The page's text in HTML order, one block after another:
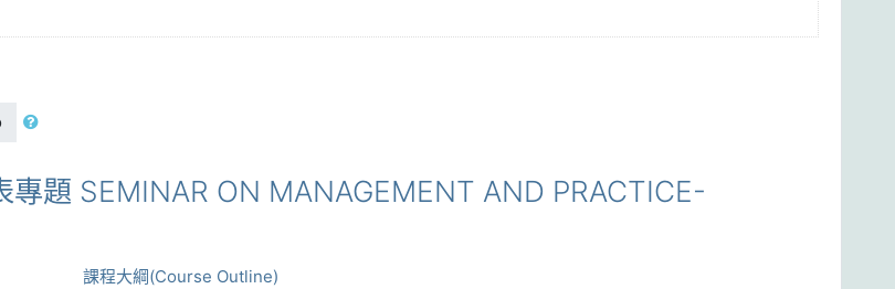
專題 SEMINAR ON MANAGEMENT AND PRACTICE-
課程大綱(Course Outline)